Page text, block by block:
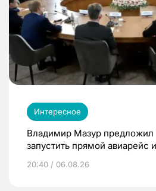
Интересное
Владимир Мазур предложил
запустить прямой авиарейс
20:40 / 06.08.26